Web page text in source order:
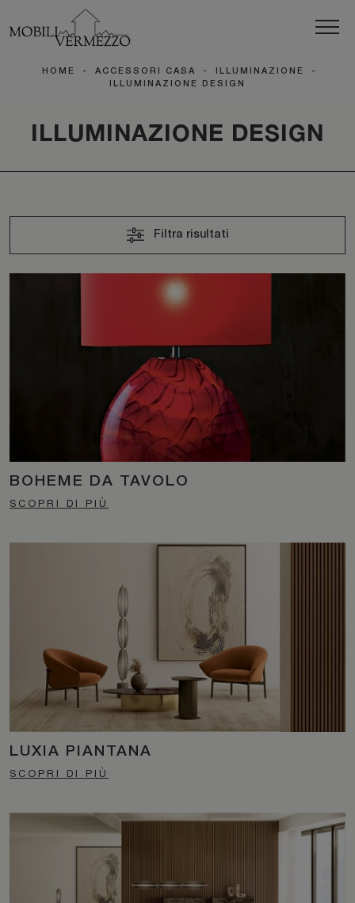
HOME - ACCESSORI CASA - ILLUMINAZIONE
-
ILLUMINAZIONE DESIGN
ILLUMINAZIONE DESIGN
Filtra risultati
BOHEME DA TAVOLO
SCOPRI DI PIÙ
LUXIA PIANTANA
SCOPRI DI PIÙ